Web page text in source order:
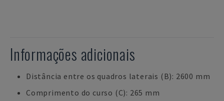
Informações adicionais
Distância entre os quadros laterais (B): 2600 mm
Comprimento do curso (C): 265 mm